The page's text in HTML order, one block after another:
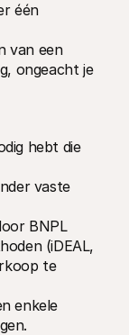
één
van een
ongeacht je
hebt die
vaste
BNPL
(iDEAL,
te
enkele